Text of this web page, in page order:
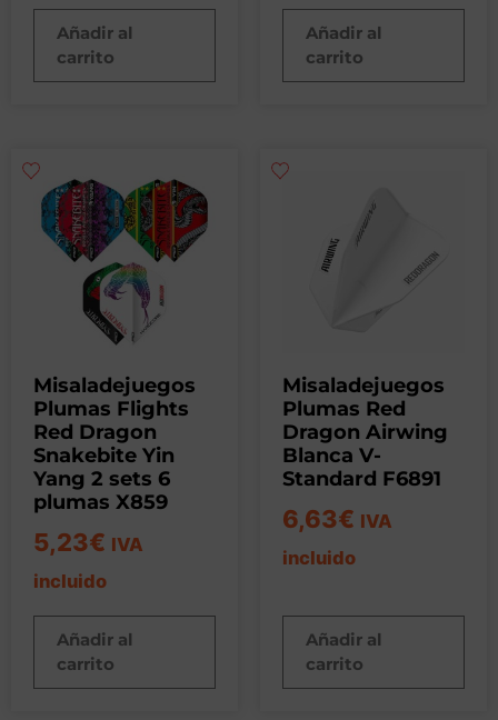
Añadir al
carrito
Añadir al
carrito
Misaladejuegos
Plumas Flights
Red Dragon
Snakebite Yin
Yang 2 sets 6
plumas X859
5,23€ IVA
incluido
Añadir al
carrito
Misaladejuegos
Plumas Red
Dragon Airwing
Blanca V-
Standard F6891
6,63€ IVA
incluido
Añadir al
carrito